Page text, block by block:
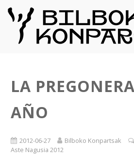
LA
AÑO
2012-06-27 Bilboko Konpartsak
Aste Nagusia 2012